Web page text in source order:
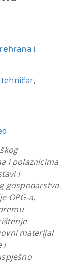
i
,
i polaznicima
i
gospodarstva.
OPG-a,
materijal
i